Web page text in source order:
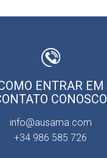
ENTRAR EM
CONOSCO
info@ausama.com
+34 986 585 726